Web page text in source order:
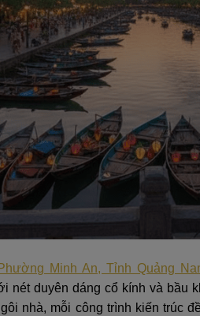
Minh An, Tỉnh Quảng
nét duyên dáng cổ kính và bầu
nhà, mỗi công trình kiến trúc